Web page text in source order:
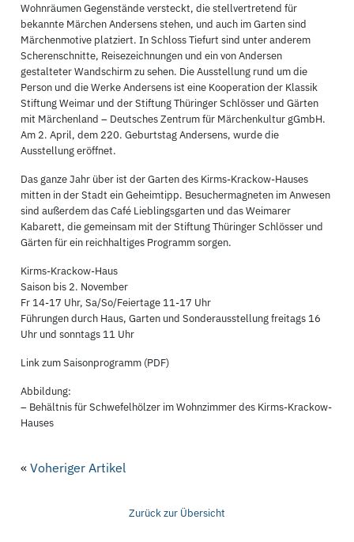
Wohnräumen Gegenstände versteckt, die stellvertretend für
bekannte Märchen Andersens stehen, und auch im Garten sind
Märchenmotive platziert. In Schloss Tiefurt sind unter anderem
Scherenschnitte, Reisezeichnungen und ein von Andersen
gestalteter Wandschirm zu sehen. Die Ausstellung rund um die
Person und die Werke Andersens ist eine Kooperation der Klassik
Stiftung Weimar und der Stiftung Thüringer Schlösser und Gärten
mit Märchenland – Deutsches Zentrum für Märchenkultur gGmbH.
Am 2. April, dem 220. Geburtstag Andersens, wurde die
Ausstellung eröffnet.
Das ganze Jahr über ist der Garten des Kirms-Krackow-Hauses
mitten in der Stadt ein Geheimtipp. Besuchermagneten im Anwesen
sind außerdem das Café Lieblingsgarten und das Weimarer
Kabarett, die gemeinsam mit der Stiftung Thüringer Schlösser und
Gärten für ein reichhaltiges Programm sorgen.
Kirms-Krackow-Haus
Saison bis 2. November
Fr 14-17 Uhr, Sa/So/Feiertage 11-17 Uhr
Führungen durch Haus, Garten und Sonderausstellung freitags 16
Uhr und sonntags 11 Uhr
Link zum Saisonprogramm (PDF)
Abbildung:
– Behältnis für Schwefelhölzer im Wohnzimmer des Kirms-Krackow-
Hauses
«Voheriger Artikel
Zurück zur Übersicht